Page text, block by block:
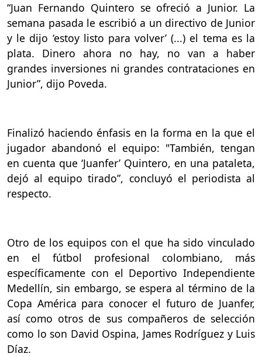
“Juan Fernando Quintero se ofreció a Junior. La
semana pasada le escribió a un directivo de Junior
y le dijo ‘estoy listo para volver’ (...) el tema es la
plata. Dinero ahora no hay, no van a haber
grandes inversiones ni grandes contrataciones en
Junior”, dijo Poveda.
Finalizó haciendo énfasis en la forma en la que el
jugador abandonó el equipo: "También, tengan
en cuenta que ‘Juanfer’ Quintero, en una pataleta,
dejó al equipo tirado”, concluyó el periodista al
respecto.
Otro de los equipos con el que ha sido vinculado
en el fútbol profesional colombiano, más
específicamente con el Deportivo Independiente
Medellín, sin embargo, se espera al término de la
Copa América para conocer el futuro de Juanfer,
así como otros de sus compañeros de selección
como lo son David Ospina, James Rodríguez y Luis
Díaz.